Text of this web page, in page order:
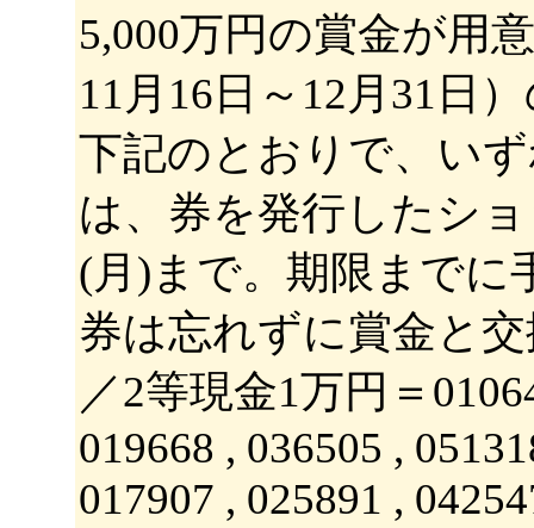
5,000万円の賞金が用
11月16日～12月31日
下記のとおりで、い
は、券を発行したシ
(月)まで。期限までに
券は忘れずに賞金と
／2等現金1万円＝
019668 , 036505 ,
017907 , 025891 ,